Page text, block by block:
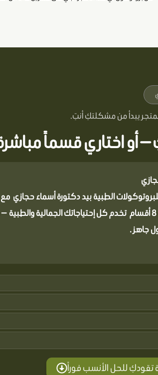
يبدأ من مشكلتكِ أنتِ.
أو اختاري قسماً
عميل وثّق علاجهم هنا . يوجدة 8 أقسام تخدم كل إحتياجاتك الجمالية
جاهز .
للحل الأنسب فوراً